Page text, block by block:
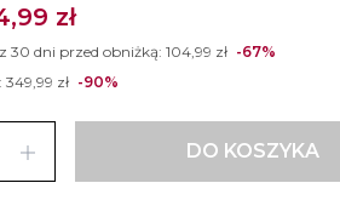
zł
30 dni przed obniżką:104,99 zł -67%
349,99 zł -90%
add DO KOSZYKA